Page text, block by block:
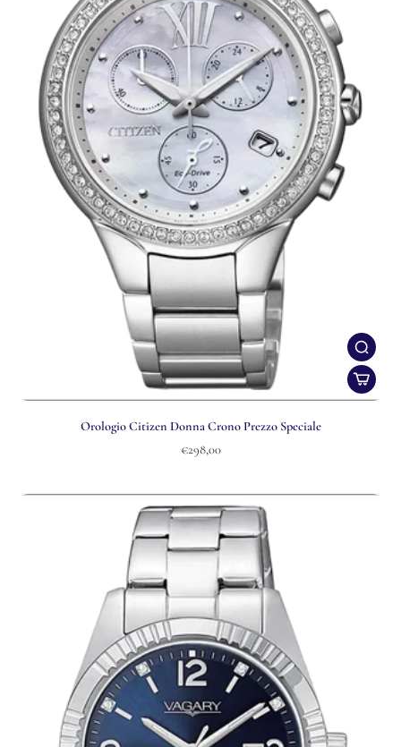
Orologio Citizen Donna Crono Prezzo Speciale
€298,00